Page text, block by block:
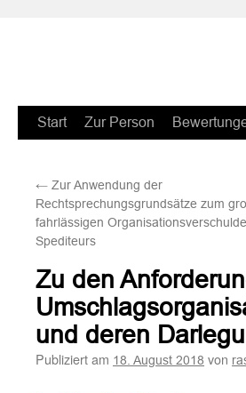
Zum
springen
Start Zur Person
← Zur Anwendung der
Rechtsprechungsgrundsätze zum
fahrlässigen
Spediteurs
Zu den
und deren
Publiziert am 18. August 2018 von